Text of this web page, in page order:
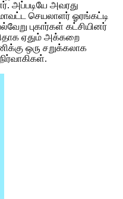
அப்படியே அவரது
செயலாளர் ஓரங்கட்டி
புகார்கள் கட்சியினர்
ஏதும் அக்கறை
ஒரு சறுக்கலாக